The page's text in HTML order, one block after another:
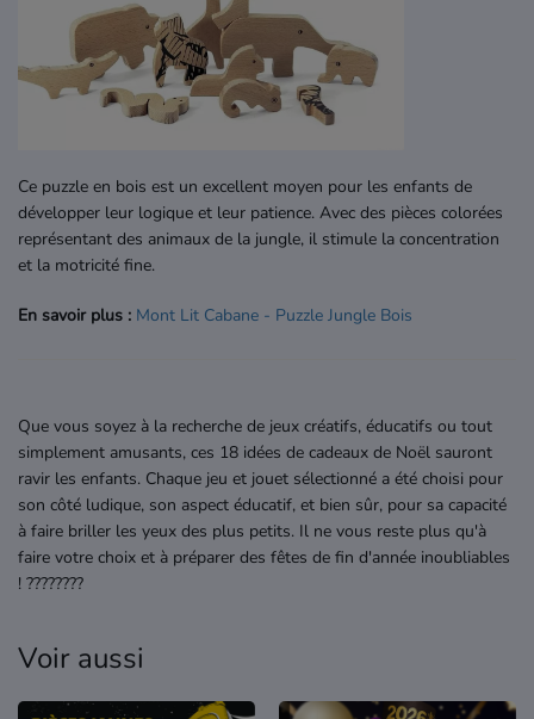
Ce puzzle en bois est un excellent moyen pour les enfants de
développer leur logique et leur patience. Avec des pièces colorées
représentant des animaux de la jungle, il stimule la concentration
et la motricité fine.
En savoir plus : Mont Lit Cabane - Puzzle Jungle Bois
Que vous soyez à la recherche de jeux créatifs, éducatifs ou tout
simplement amusants, ces 18 idées de cadeaux de Noël sauront
ravir les enfants. Chaque jeu et jouet sélectionné a été choisi pour
son côté ludique, son aspect éducatif, et bien sûr, pour sa capacité
à faire briller les yeux des plus petits. Il ne vous reste plus qu'à
faire votre choix et à préparer des fêtes de fin d'année inoubliables
! ????????
Voir aussi